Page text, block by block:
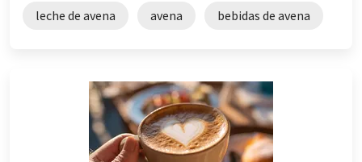
leche de avena avena bebidas de avena